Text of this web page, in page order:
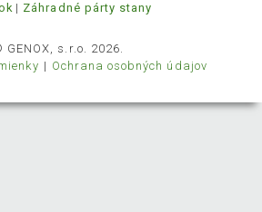
Záhradné párty stany
GENOX, s.r.o. 2026.
Ochrana osobných údajov